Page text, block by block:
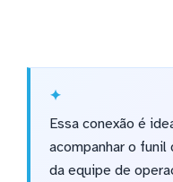
Essa conexão é
acompanhar o funil
da equipe de